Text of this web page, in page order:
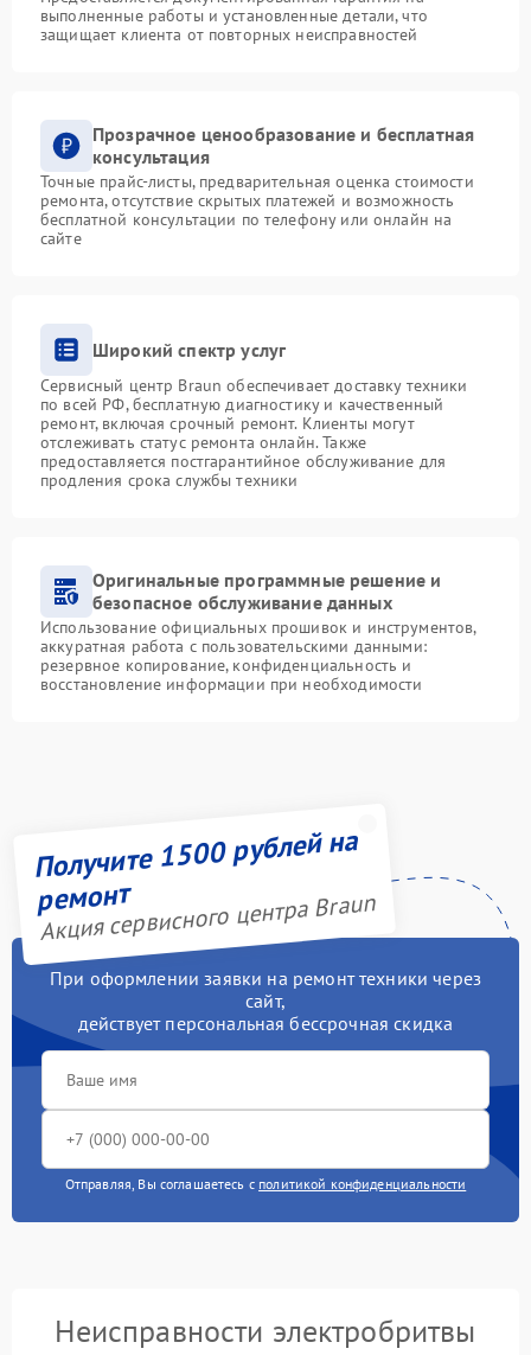
выполненные работы и установленные детали, что
защищает клиента от повторных неисправностей
Прозрачное ценообразование и бесплатная
консультация
Точные прайс-листы, предварительная оценка стоимости
ремонта, отсутствие скрытых платежей и возможность
бесплатной консультации по телефону или онлайн на
сайте
Широкий спектр услуг
Сервисный центр Braun обеспечивает доставку техники
по всей РФ, бесплатную диагностику и качественный
ремонт, включая срочный ремонт. Клиенты могут
отслеживать статус ремонта онлайн. Также
предоставляется постгарантийное обслуживание для
продления срока службы техники
Оригинальные программные решение и
безопасное обслуживание данных
Использование официальных прошивок и инструментов,
аккуратная работа с пользовательскими данными:
резервное копирование, конфиденциальность и
восстановление информации при необходимости
Получите 1500 рублей на
ремонт
Акция сервисного центра Braun
При оформлении заявки на ремонт техники через
сайт,
действует персональная бессрочная скидка
Отправляя, Вы соглашаетесь с политикой конфиденциальности
Неисправности электробритвы